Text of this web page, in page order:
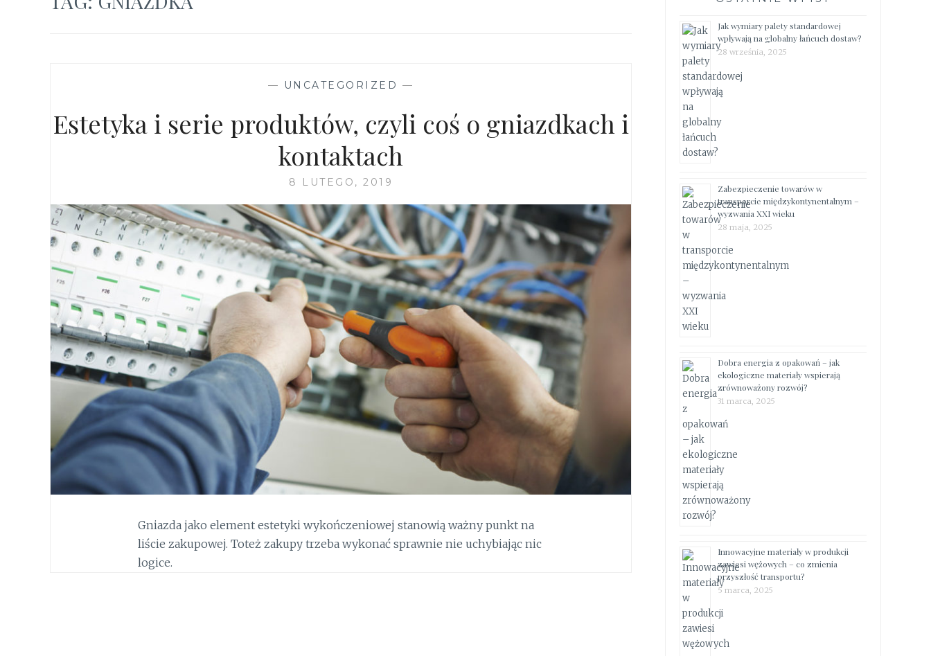
— UNCATEGORIZED —
Estetyka i serie produktów, czyli coś o gniazdkach i
kontaktach
8 LUTEGO, 2019
Gniazda jako element estetyki wykończeniowej stanowią ważny punkt na
liście zakupowej. Toteż zakupy trzeba wykonać sprawnie nie uchybiając nic
logice.
Jak wymiary palety standardowej
wpływają na globalny łańcuch dostaw?
28 września, 2025
Zabezpieczenie towarów w
transporcie międzykontynentalnym –
wyzwania XXI wieku
28 maja, 2025
Dobra energia z opakowań – jak
ekologiczne materiały wspierają
zrównoważony rozwój?
31 marca, 2025
Innowacyjne materiały w produkcji
zawiesi wężowych – co zmienia
przyszłość transportu?
5 marca, 2025